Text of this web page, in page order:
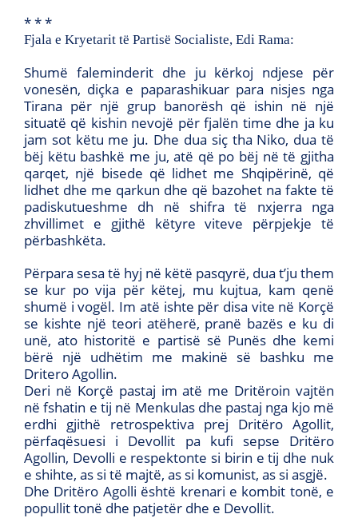
* * *
Fjala e Kryetarit të Partisë Socialiste, Edi Rama:
Shumë faleminderit dhe ju kërkoj ndjese për
vonesën, diçka e paparashikuar para nisjes nga
Tirana për një grup banorësh që ishin në një
situatë që kishin nevojë për fjalën time dhe ja ku
jam sot këtu me ju. Dhe dua siç tha Niko, dua të
bëj këtu bashkë me ju, atë që po bëj në të gjitha
qarqet, një bisede që lidhet me Shqipërinë, që
lidhet dhe me qarkun dhe që bazohet na fakte të
padiskutueshme dh në shifra të nxjerra nga
zhvillimet e gjithë këtyre viteve përpjekje të
përbashkëta.
Përpara sesa të hyj në këtë pasqyrë, dua t’ju them
se kur po vija për këtej, mu kujtua, kam qenë
shumë i vogël. Im atë ishte për disa vite në Korçë
se kishte një teori atëherë, pranë bazës e ku di
unë, ato historitë e partisë së Punës dhe kemi
bërë një udhëtim me makinë së bashku me
Dritero Agollin.
Deri në Korçë pastaj im atë me Dritëroin vajtën
në fshatin e tij në Menkulas dhe pastaj nga kjo më
erdhi gjithë retrospektiva prej Dritëro Agollit,
përfaqësuesi i Devollit pa kufi sepse Dritëro
Agollin, Devolli e respektonte si birin e tij dhe nuk
e shihte, as si të majtë, as si komunist, as si asgjë.
Dhe Dritëro Agolli është krenari e kombit tonë, e
popullit tonë dhe patjetër dhe e Devollit.